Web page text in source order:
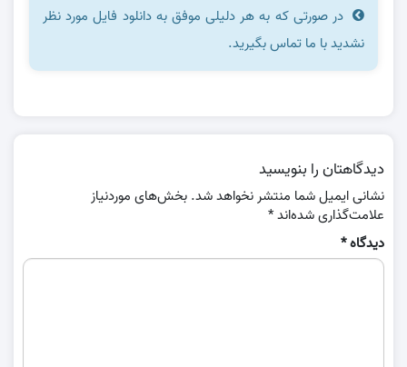
در صورتی که به هر دلیلی موفق به دانلود فایل مورد نظر
نشدید با ما تماس بگیرید.
دیدگاهتان را بنویسید
نشانی ایمیل شما منتشر نخواهد شد. بخش‌های موردنیاز
علامت‌گذاری شده‌اند*
دیدگاه*